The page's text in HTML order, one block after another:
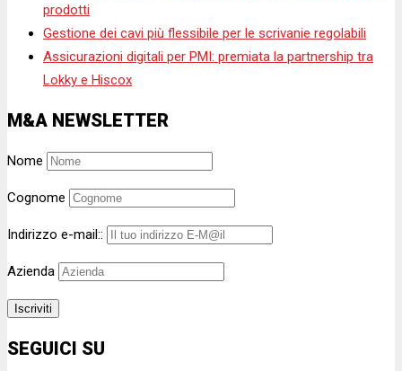
prodotti
Gestione dei cavi più flessibile per le scrivanie regolabili
Assicurazioni digitali per PMI: premiata la partnership tra
Lokky e Hiscox
M&A NEWSLETTER
Nome
Cognome
Indirizzo e-mail::
Azienda
SEGUICI SU